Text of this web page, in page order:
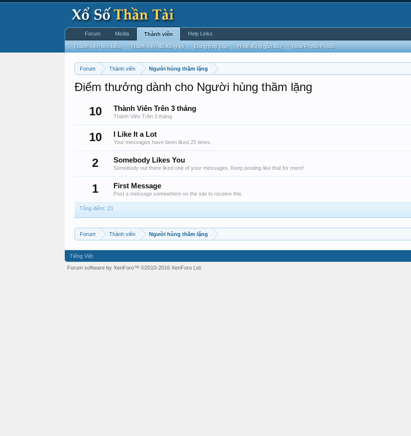
Forum Thành viên Người hùng thầm lặng
Điểm thưởng dành cho Người hùng thầm lặng
10
Thành Viên Trên 3 tháng
Thành Viên Trên 3 tháng
10 I Like It a Lot
Your messages have been liked 25 times.
2 Somebody Likes You
Somebody out there liked one of your messages. Keep posting like that for more!
1 First Message
Post a message somewhere on the site to receive this.
Tổng điểm: 23
Forum Thành viên Người hùng thầm lặng
Forum Media Thành viên
Thành viên tiêu biểu Thành viên đã đăng ký Đang truy cập Hoạt động gần đây New Profile Posts
Help Links
Tiếng Việt
Forum software by XenForo™ ©2010-2016 XenForo Ltd.